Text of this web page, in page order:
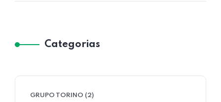
Categorias
GRUPO TORINO (2)